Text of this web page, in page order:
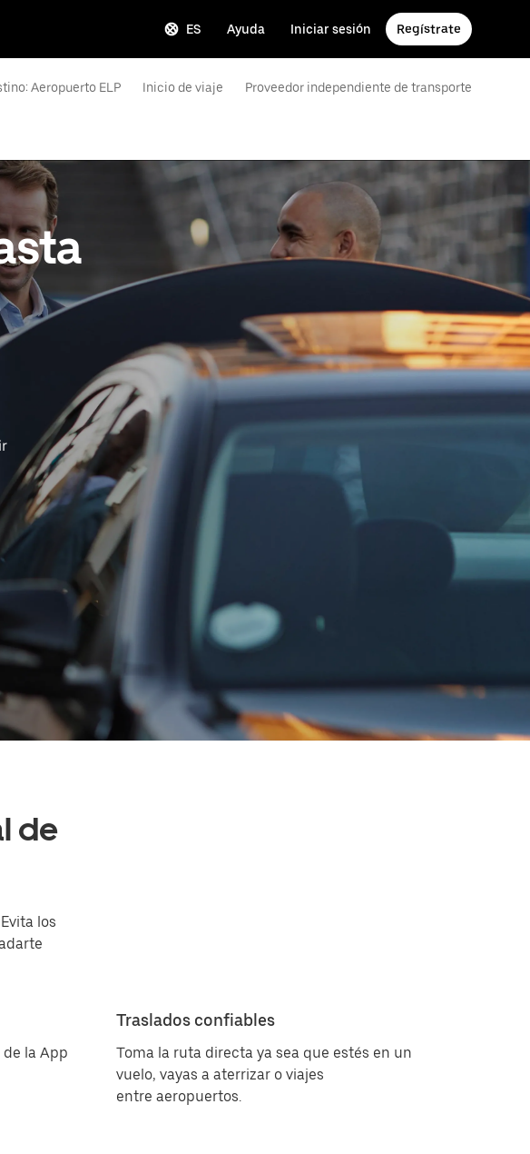
ES Ayuda Iniciar sesión Regístrate
Aeropuerto ELP Inicio de viaje Proveedor independiente de transporte
de
los
de la App
Traslados confiables
Toma la ruta directa ya sea que estés en un
vuelo, vayas a aterrizar o viajes
entre aeropuertos.